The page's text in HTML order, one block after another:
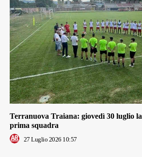
Terranuova Traiana: giovedì 30 luglio
prima squadra
27 Luglio 2026 10:57